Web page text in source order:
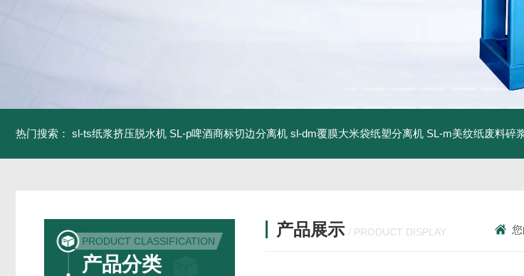
热门搜索： sl-ts纸浆挤压脱水机 SL-p啤酒商标切边分离机 sl-dm覆膜大米袋纸塑分离机 SL-m美纹纸废料碎
PRODUCT CLASSIFICATION
产品分类
产品展示 / PRODUCT DISPLAY 您